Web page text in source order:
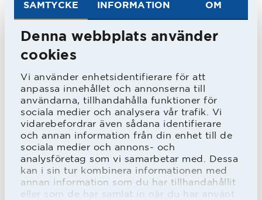
SAMTYCKE INFORMATION OM
Denna webbplats använder
cookies
Vi använder enhetsidentifierare för att
anpassa innehållet och annonserna till
användarna, tillhandahålla funktioner för
sociala medier och analysera vår trafik. Vi
vidarebefordrar även sådana identifierare
och annan information från din enhet till de
sociala medier och annons- och
analysföretag som vi samarbetar med. Dessa
kan i sin tur kombinera informationen med
annan information som du har tillhandahållit
eller som de har samlat in när du har använt
förrän sommaren 1980 då Stefan
Regfeldt tog över målvaktströjan. Då
hade Lennart spelat 206 raka
seriematcher för HBK vilket är
klubbrekord. Tanken var att Lennart
skulle sluta inför 1981 men "Regan"
försvann på utlandsjobb och det blev
en sista säsong i HBK-tröjan.